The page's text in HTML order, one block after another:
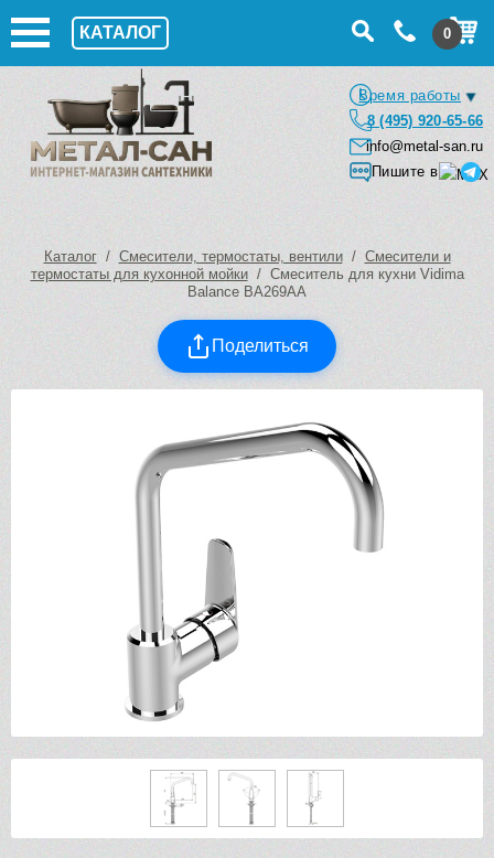
КАТАЛОГ 0
Время работы
8 (495) 920-65-66
info@metal-san.ru
Пишите в
Каталог/ Смесители, термостаты, вентили/ Смесители и
термостаты для кухонной мойки/ Смеситель для кухни Vidima
Balance BA269AA
Поделиться